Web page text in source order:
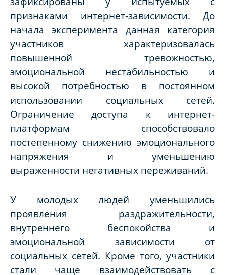
признаками интернет-зависимости. До
начала эксперимента данная категория
участников характеризовалась
повышенной тревожностью,
эмоциональной нестабильностью и
высокой потребностью в постоянном
использовании социальных сетей.
Ограничение доступа к интернет-
платформам способствовало
постепенному снижению эмоционального
напряжения и уменьшению
выраженности негативных переживаний.
У молодых людей уменьшились
проявления раздражительности,
внутреннего беспокойства и
эмоциональной зависимости от
социальных сетей. Кроме того, участники
стали чаще взаимодействовать с